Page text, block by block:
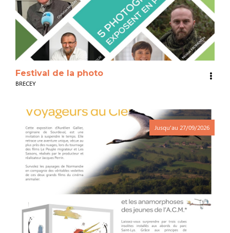
Festival de la photo
BRECEY
Jusqu'au 27/09/2026